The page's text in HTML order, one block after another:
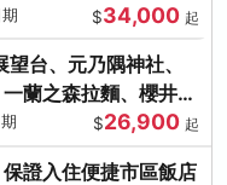
$34,000 起
台、元乃隅神社、
蘭之森拉麵、櫻井二
$26,900 起
證入住便捷市區飯店